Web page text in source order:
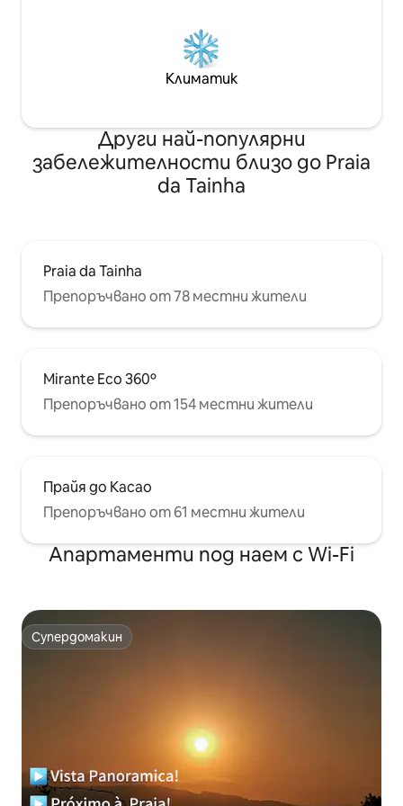
Климатик
Други най-популярни
забележителности близо до Praia
da Tainha
Praia da Tainha
Препоръчвано от 78 местни жители
Mirante Eco 360º
Препоръчвано от 154 местни жители
Прайя до Касао
Препоръчвано от 61 местни жители
Апартаменти под наем с Wi-Fi
Супердомакин
Супердомакин